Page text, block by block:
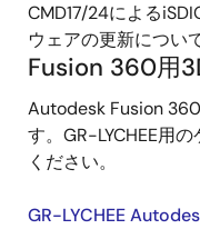
CMD17/24による
ウェアの更新につい
Fusion 360用
Autodesk Fusion
す。GR-LYCHEE用
ください。
GR-LYCHEE